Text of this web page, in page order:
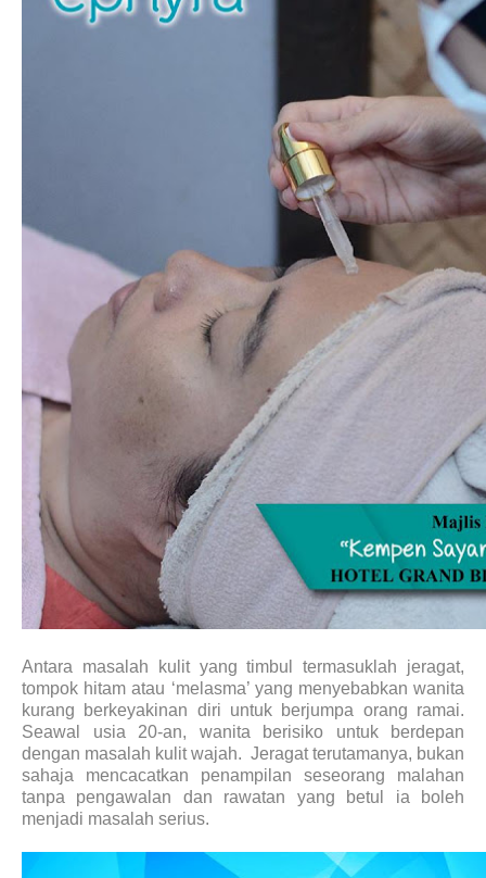
Antara masalah kulit yang timbul termasuklah jeragat,
tompok hitam atau ‘melasma’ yang menyebabkan wanita
kurang berkeyakinan diri untuk berjumpa orang ramai.
Seawal usia 20-an, wanita berisiko untuk berdepan
dengan masalah kulit wajah. Jeragat terutamanya, bukan
sahaja mencacatkan penampilan seseorang malahan
tanpa pengawalan dan rawatan yang betul ia boleh
menjadi masalah serius.